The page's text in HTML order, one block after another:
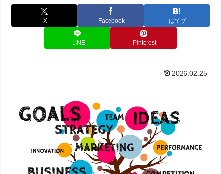
X Facebook はてブ
LINE Pinterest
2026.02.25